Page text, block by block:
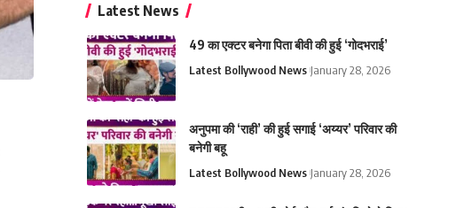
Latest News
49 का एक्टर बनेगा पिता बीवी की हुई ‘गोदभराई’
Latest Bollywood News January 28, 2026
अनुपमा की ‘राही’ की हुई सगाई ‘अय्यर’ परिवार की
बनेगी बहू
Latest Bollywood News January 28, 2026